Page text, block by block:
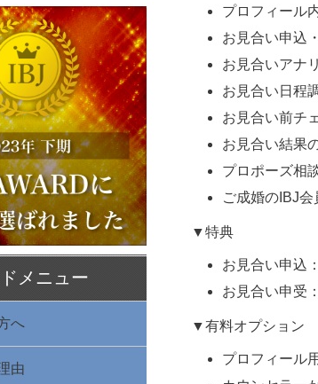
プロフィール
お見合い申込
お見合いアナ
お見合い日程
お見合い前チ
お見合い結果
プロポーズ相
ご成婚のIBJ
▼特典
お見合い
お見合い申
▼有料オプション
プロフィール
メニュー
へ
由